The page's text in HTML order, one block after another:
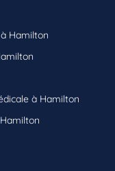
Hamilton
à Hamilton